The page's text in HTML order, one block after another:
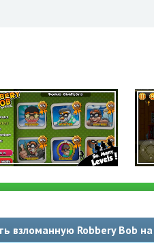
взломанную Robbery Bob